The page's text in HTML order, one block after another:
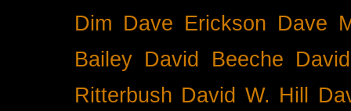
Dim Dave Erickson Dave
Bailey David Beeche
Ritterbush David W. Hill